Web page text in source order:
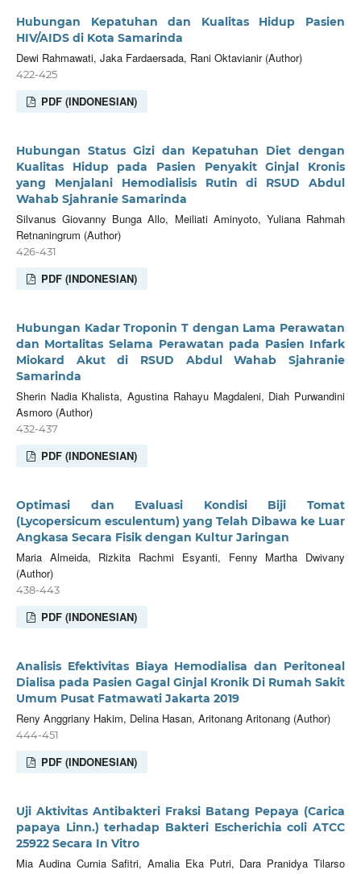
Hubungan Kepatuhan dan Kualitas Hidup Pasien
HIV/AIDS di Kota Samarinda
Dewi Rahmawati, Jaka Fardaersada, Rani Oktavianir (Author)
422-425
PDF (INDONESIAN)
Hubungan Status Gizi dan Kepatuhan Diet dengan
Kualitas Hidup pada Pasien Penyakit Ginjal Kronis
yang Menjalani Hemodialisis Rutin di RSUD Abdul
Wahab Sjahranie Samarinda
Silvanus Giovanny Bunga Allo, Meiliati Aminyoto, Yuliana Rahmah
Retnaningrum (Author)
426-431
PDF (INDONESIAN)
Hubungan Kadar Troponin T dengan Lama Perawatan
dan Mortalitas Selama Perawatan pada Pasien Infark
Miokard Akut di RSUD Abdul Wahab Sjahranie
Samarinda
Sherin Nadia Khalista, Agustina Rahayu Magdaleni, Diah Purwandini
Asmoro (Author)
432-437
PDF (INDONESIAN)
Optimasi dan Evaluasi Kondisi Biji Tomat
(Lycopersicum esculentum) yang Telah Dibawa ke Luar
Angkasa Secara Fisik dengan Kultur Jaringan
Maria Almeida, Rizkita Rachmi Esyanti, Fenny Martha Dwivany
(Author)
438-443
PDF (INDONESIAN)
Analisis Efektivitas Biaya Hemodialisa dan Peritoneal
Dialisa pada Pasien Gagal Ginjal Kronik Di Rumah Sakit
Umum Pusat Fatmawati Jakarta 2019
Reny Anggriany Hakim, Delina Hasan, Aritonang Aritonang (Author)
444-451
PDF (INDONESIAN)
Uji Aktivitas Antibakteri Fraksi Batang Pepaya (Carica
papaya Linn.) terhadap Bakteri Escherichia coli ATCC
25922 Secara In Vitro
Mia Audina Curnia Safitri, Amalia Eka Putri, Dara Pranidya Tilarso